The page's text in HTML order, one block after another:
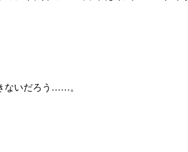
ないだろう……。